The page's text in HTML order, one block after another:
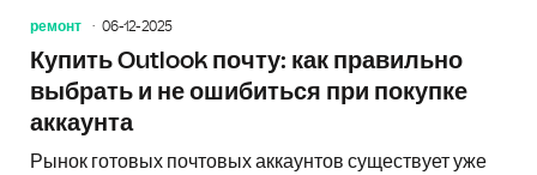
ремонт 06-12-2025
Купить Outlook почту: как правильно
выбрать и не ошибиться при покупке
аккаунта
Рынок готовых почтовых аккаунтов существует уже